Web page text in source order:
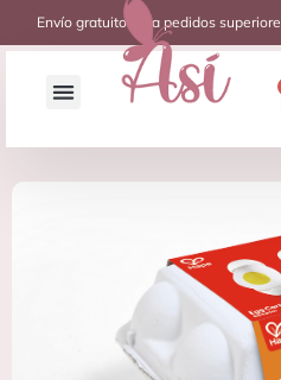
Envío gratuito para pedidos